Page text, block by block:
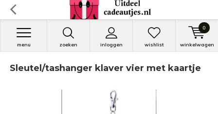
zoeken inloggen
menu wishlist winkelwagen
0
Sleutel/tashanger klaver vier met kaartje